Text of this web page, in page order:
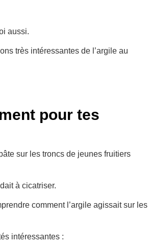
aussi.
très intéressantes de l’argile au
pour tes
sur les troncs de jeunes fruitiers
à cicatriser.
comment l’argile agissait sur les
intéressantes :